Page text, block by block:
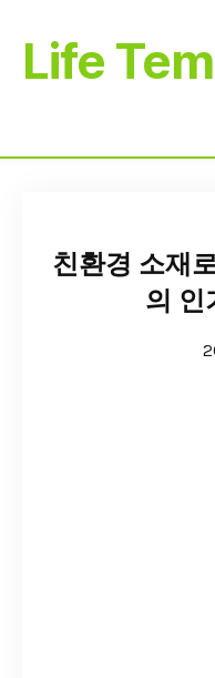
Life
친환경 소재
의 인